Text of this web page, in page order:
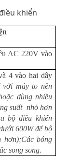
khiển
AC 220V vào
4 vào hai dây
với máy to nên
dùng nhiều
suất nhỏ hơn
bộ điều khiển
600W để bộ
hơn);Các bóng
song song.